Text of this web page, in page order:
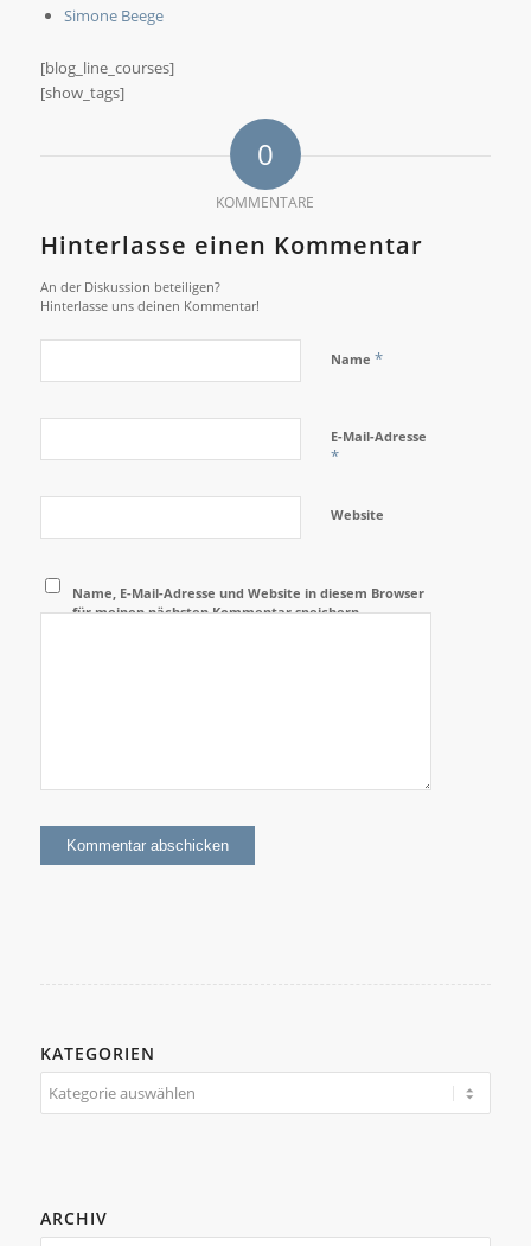
Simone Beege
[blog_line_courses]
[show_tags]
0
KOMMENTARE
Hinterlasse einen Kommentar
An der Diskussion beteiligen?
Hinterlasse uns deinen Kommentar!
Name *
E-Mail-Adresse
*
Website
Name, E-Mail-Adresse und Website in diesem Browser
für meinen nächsten Kommentar speichern.
KATEGORIEN
Kategorien
ARCHIV